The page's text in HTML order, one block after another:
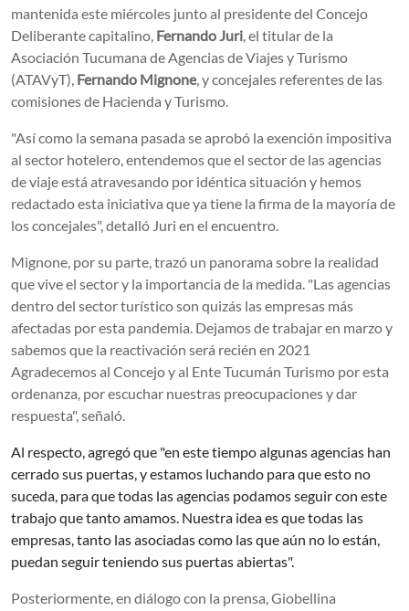
mantenida este miércoles junto al presidente del Concejo
Deliberante capitalino, Fernando Juri , el titular de la
Asociación Tucumana de Agencias de Viajes y Turismo
(ATAVyT), Fernando Mignone , y concejales referentes de las
comisiones de Hacienda y Turismo.
"Así como la semana pasada se aprobó la exención impositiva
al sector hotelero, entendemos que el sector de las agencias
de viaje está atravesando por idéntica situación y hemos
redactado esta iniciativa que ya tiene la firma de la mayoría de
los concejales", detalló Juri en el encuentro.
Mignone, por su parte, trazó un panorama sobre la realidad
que vive el sector y la importancia de la medida. "Las agencias
dentro del sector turístico son quizás las empresas más
afectadas por esta pandemia. Dejamos de trabajar en marzo y
sabemos que la reactivación será recién en 2021
Agradecemos al Concejo y al Ente Tucumán Turismo por esta
ordenanza, por escuchar nuestras preocupaciones y dar
respuesta", señaló.
Al respecto, agregó que "en este tiempo algunas agencias han
cerrado sus puertas, y estamos luchando para que esto no
suceda, para que todas las agencias podamos seguir con este
trabajo que tanto amamos. Nuestra idea es que todas las
empresas, tanto las asociadas como las que aún no lo están,
puedan seguir teniendo sus puertas abiertas".
Posteriormente, en diálogo con la prensa, Giobellina